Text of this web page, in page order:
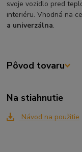
svoje vozidlo pred
interiéru. Vhodná na
a univerzálna.
Pôvod tovaru
Na stiahnutie
Návod na použitie